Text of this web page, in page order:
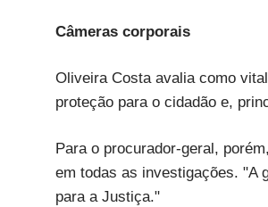
Câmeras corporais
Oliveira Costa avalia como
proteção para o cidadão e,
Para o procurador-geral,
em todas as investigações. "A
para a Justiça."